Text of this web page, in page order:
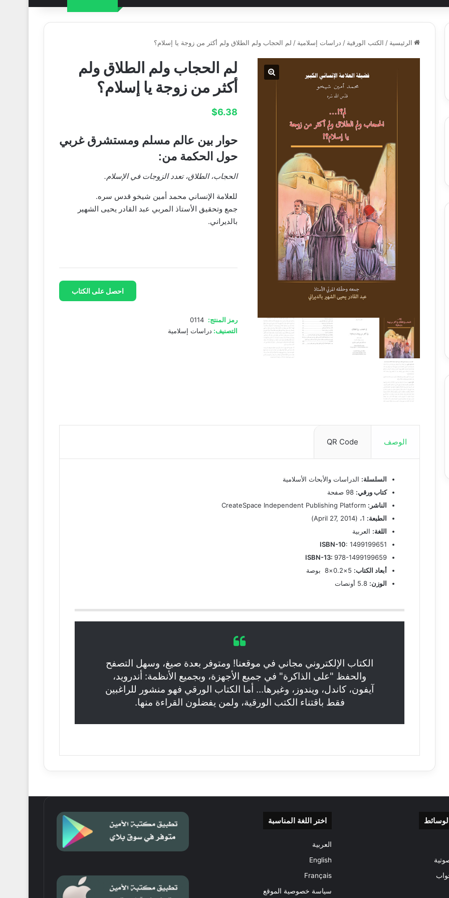
الرئيسية / الكتب الورقية / دراسات إسلامية / لم الحجاب ولم الطلاق ولم أكثر من زوجة يا إسلام؟
لم الحجاب ولم الطلاق ولم
أكثر من زوجة يا إسلام؟
$6.38
حوار بين عالم مسلم ومستشرق غربي
حول الحكمة من:
الحجاب، الطلاق، تعدد الزوجات في الإسلام.
للعلامة الإنساني محمد أمين شيخو قدس سره.
جمع وتحقيق الأستاذ المربي عبد القادر يحيى الشهير
بالديراني.
احصل على الكتاب
رمز المنتج: 0114
التصنيف: دراسات إسلامية
الوصف QR Code
السلسلة: الدراسات والأبحاث الأسلامية
كتاب ورقي:
الناشر:
الطبعة:
اللغة: العربية
ISBN-10: 1499199651
ISBN-13: 978-1499199659
أبعاد الكتاب:
الوزن:
الكتاب الإلكتروني مجاني في موقعنا! ومتوفر بعدة صيغ، وسهل التصفح
والحفظ "على الذاكرة" في جميع الأجهزة، وبجميع الأنظمة: أندرويد،
آيفون، كاندل، ويندوز، وغيرها... أما الكتاب الورقي فهو منشور للراغبين
فقط باقتناء الكتب الورقية، ولمن يفضلون القراءة منها.
اختر اللغة المناسبة
العربية
English
Français
سياسة خصوصية الموقع